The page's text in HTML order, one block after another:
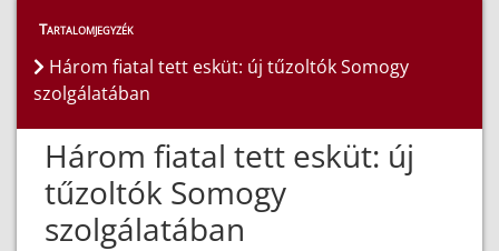
Híreink > Hírek
Tartalomjegyzék
Három fiatal tett esküt: új tűzoltók Somogy
szolgálatában
Három fiatal tett esküt: új
tűzoltók Somogy
szolgálatában